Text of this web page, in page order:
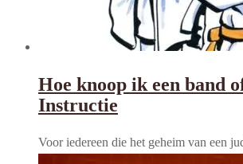
Hoe knoop ik een band
Instructie
Voor iedereen die het geheim van een